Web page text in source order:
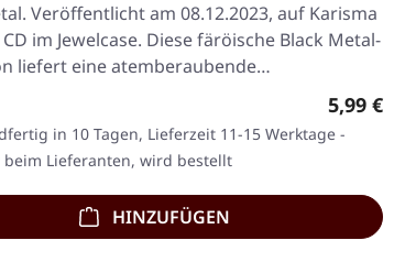
Veröffentlicht am 08.12.2023, auf Karisma
im Jewelcase. Diese färöische Black Metal-
liefert eine atemberaubende…
5,99 €
in 10 Tagen, Lieferzeit 11-15 Werktage -
Lieferanten, wird bestellt
HINZUFÜGEN